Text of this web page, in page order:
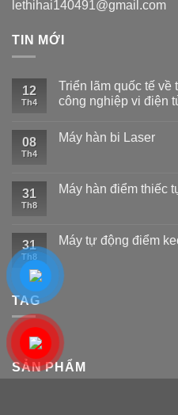
lethihai140491@gmail.com
TIN MỚI
12
Th4
Triển lãm quốc tế về
công nghiệp vi điện
08
Th4
Máy hàn bi Laser
31
Th8
Máy hàn điểm thiếc
31
Th8
Máy tự động điểm
TAG
SẢN PHẨM